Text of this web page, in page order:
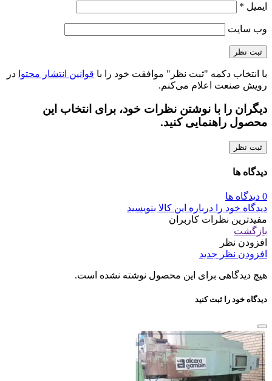
ایمیل *
وب‌ سایت
با انتخاب دکمه "ثبت نظر" موافقت خود را با قوانین انتشار محتوا در
رویش صنعت اعلام می‌کنم.
دیگران را با نوشتن نظرات خود، برای انتخاب این
محصول راهنمایی کنید.
ثبت نظر
دیدگاه ها
0 دیدگاه ها
دیدگاه خود را درباره این کالا بنویسید
مفیدترین نظرات کاربران
بازگشت
افزودن نظر
افزودن نظر جدید
هیچ دیدگاهی برای این محصول نوشته نشده است.
دیدگاه خود را ثبت کنید